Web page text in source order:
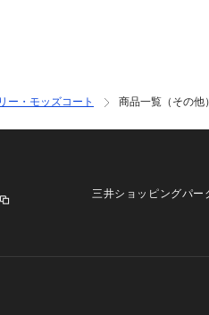
ー・モッズコート 商品一覧（その他）
三井ショッピングパー